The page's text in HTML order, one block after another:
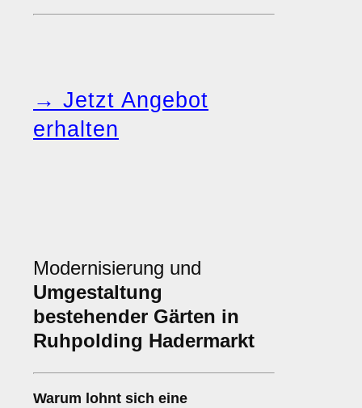
→ Jetzt Angebot
erhalten
Modernisierung und
Umgestaltung
bestehender Gärten in
Ruhpolding Hadermarkt
Warum lohnt sich eine